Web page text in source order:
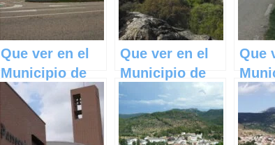
Que ver en el
Municipio de
Pozorrubielos
de la Mancha
en Castilla La
Que ver en el
Municipio de
Villarejo de
Montalbán en
Castilla La
Que